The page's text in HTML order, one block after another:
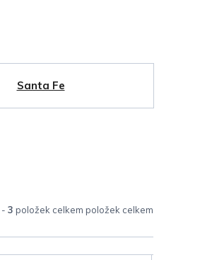
Santa Fe
- 3 položek celkem